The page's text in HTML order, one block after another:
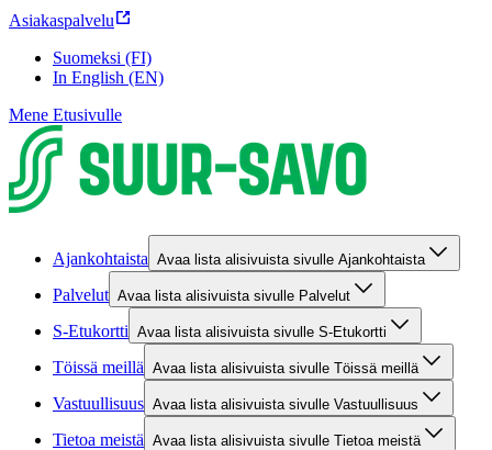
Asiakaspalvelu
Suomeksi (FI)
In English (EN)
Mene Etusivulle
Ajankohtaista Avaa lista alisivuista sivulle Ajankohtaista
Palvelut Avaa lista alisivuista sivulle Palvelut
S-Etukortti Avaa lista alisivuista sivulle S-Etukortti
Töissä meillä Avaa lista alisivuista sivulle Töissä meillä
Vastuullisuus Avaa lista alisivuista sivulle Vastuullisuus
Tietoa meistä Avaa lista alisivuista sivulle Tietoa meistä